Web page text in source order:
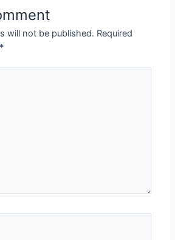
will not be published. Required
*